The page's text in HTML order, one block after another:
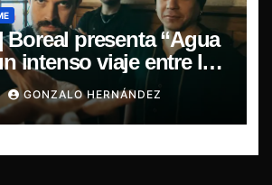
Boreal presenta “Agua
intenso viaje entre la
desilusión
GONZALO HERNÁNDEZ